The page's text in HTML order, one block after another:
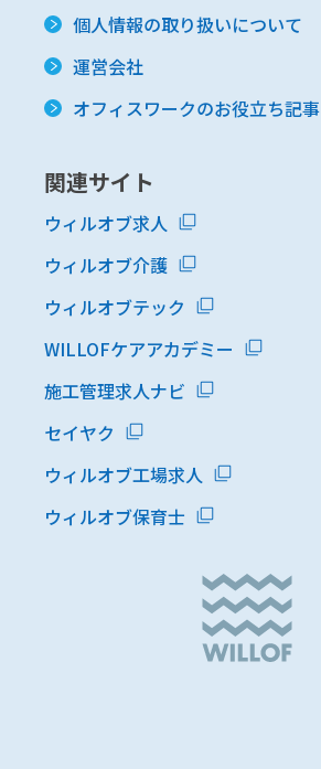
個人情報の取り扱いについて
運営会社
オフィスワークのお役立ち記事
関連サイト
ウィルオブ求人
ウィルオブ介護
ウィルオブテック
WILLOFケアアカデミー
施工管理求人ナビ
セイヤク
ウィルオブ工場求人
ウィルオブ保育士